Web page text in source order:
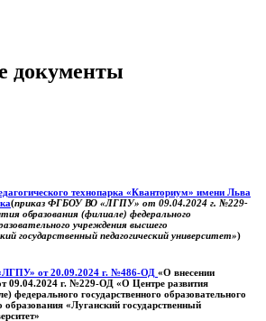
документы
технопарка «Кванториум» имени Льва
(приказ ФГБОУ ВО «ЛГПУ» от 09.04.2024 г. №229-
образования (филиале) федерального
учреждения высшего
государственный педагогический университет»)
от 20.09.2024 г. №486-ОД «О внесении
09.04.2024 г. №229-ОД «О Центре развития
федерального государственного образовательного
«Луганский государственный